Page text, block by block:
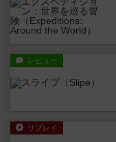
レビュー
リプレイ